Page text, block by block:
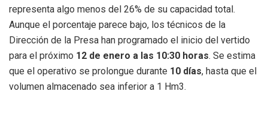
representa algo menos del 26% de su capacidad total.
Aunque el porcentaje parece bajo, los técnicos de la
Dirección de la Presa han programado el inicio del vertido
para el próximo 12 de enero a las 10:30 horas. Se estima
que el operativo se prolongue durante 10 días, hasta que el
volumen almacenado sea inferior a 1 Hm3.